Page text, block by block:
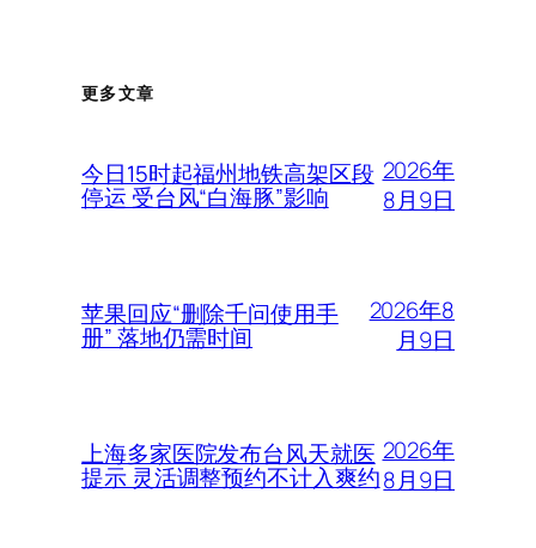
更多文章
今日15时起福州地铁高架区段
停运 受台风“白海豚”影响
2026年
8月9日
苹果回应“删除千问使用手
册” 落地仍需时间
2026年8
月9日
上海多家医院发布台风天就医
提示 灵活调整预约不计入爽约
2026年
8月9日